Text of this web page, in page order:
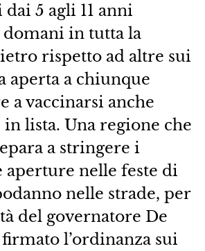
5 agli 11 anni
in tutta la
rispetto ad altre sui
aperta a chiunque
a vaccinarsi anche
in lista. Una regione che
a stringere i
aperture nelle feste di
nelle strade, per
del governatore De
l’ordinanza sui